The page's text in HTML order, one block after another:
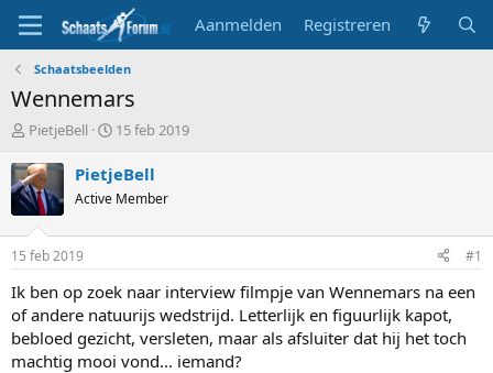
Aanmelden Registreren
Schaatsbeelden
Wennemars
T
p
i
c
s
t
a
r
e
r
PietjeBell
S
a
t
t
u
15 feb 2019
PietjeBell
Active Member
15 feb 2019 #1
Ik ben op zoek naar interview filmpje van Wennemars na een
of andere natuurijs wedstrijd. Letterlijk en figuurlijk kapot,
bebloed gezicht, versleten, maar als afsluiter dat hij het toch
machtig mooi vond... iemand?